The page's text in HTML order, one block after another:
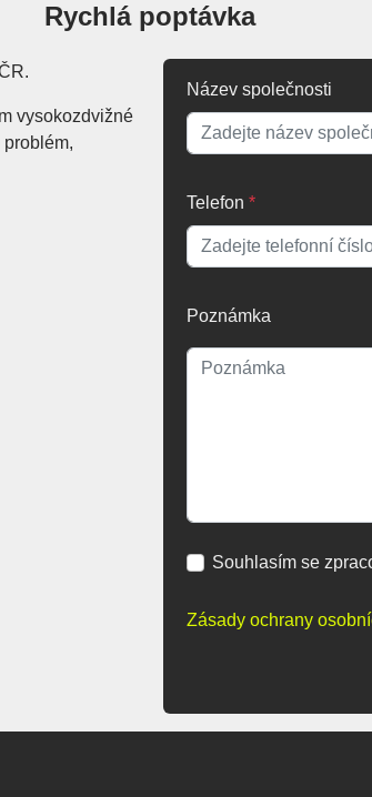
Rychlá poptávka
vysokozdvižné
Název společnosti
Telefon *
Poznámka
Souhlasím se
Zásady ochrany